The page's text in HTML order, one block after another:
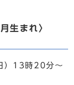
生まれ〉
）13時20分～